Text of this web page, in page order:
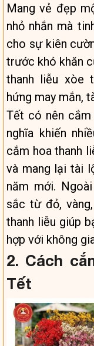
Mang vẻ đẹp
nhỏ nhắn mà
cho sự kiên
trước khó khăn
thanh liễu xòe
hứng may mắn,
Tết có nên cắm
nghĩa khiến
cắm hoa thanh
và mang lại tài
năm mới.
sắc từ đỏ,
thanh liễu giúp
hợp với không
2. Cách
Tết